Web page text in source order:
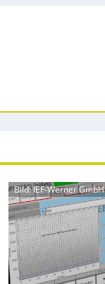
Bild: IEF-Werner GmbH